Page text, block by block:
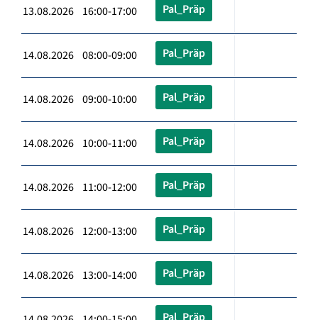
13.08.2026 16:00-17:00 Pal_Präp
14.08.2026 08:00-09:00 Pal_Präp
14.08.2026 09:00-10:00 Pal_Präp
14.08.2026 10:00-11:00 Pal_Präp
14.08.2026 11:00-12:00 Pal_Präp
14.08.2026 12:00-13:00 Pal_Präp
14.08.2026 13:00-14:00 Pal_Präp